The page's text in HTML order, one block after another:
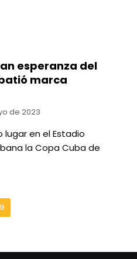
esperanza del
marca
de 2023
en el Estadio
la Copa Cuba de
9